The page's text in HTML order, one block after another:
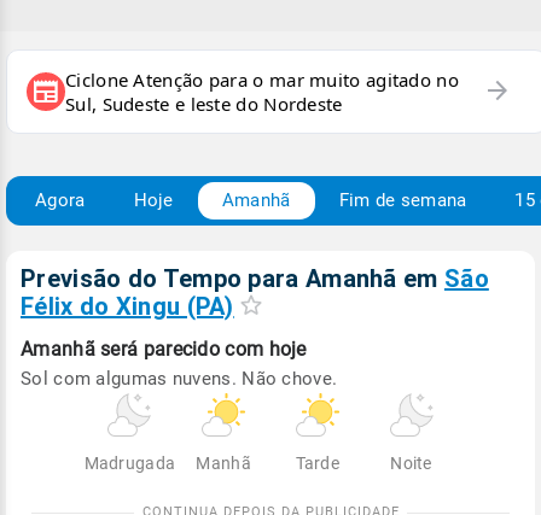
newspaper Ciclone Atenção para o mar muito agitado no
Sul, Sudeste e leste do Nordeste
arrow_forward
Agora Hoje Amanhã Fim de semana 15
Previsão do Tempo para Amanhã em São
Félix do Xingu (PA)
Amanhã será parecido com hoje
Sol com algumas nuvens. Não chove.
Madrugada Manhã Tarde Noite